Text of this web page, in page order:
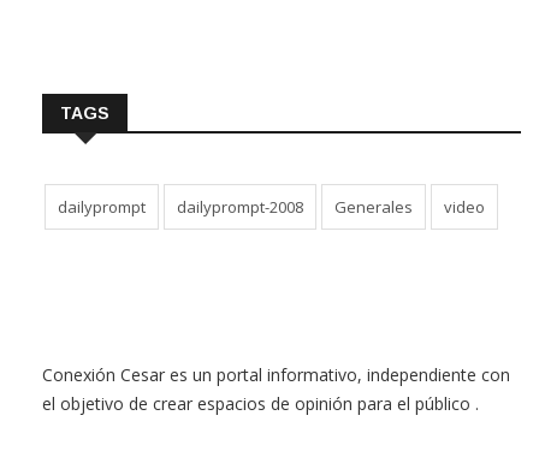
TAGS
dailyprompt dailyprompt-2008 Generales video
Conexión Cesar es un portal informativo, independiente con
el objetivo de crear espacios de opinión para el público .